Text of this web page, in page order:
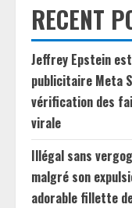
RECENT
Jeffrey Epstein
publicitaire Meta
vérification des
virale
Illégal sans
malgré son
adorable fillette